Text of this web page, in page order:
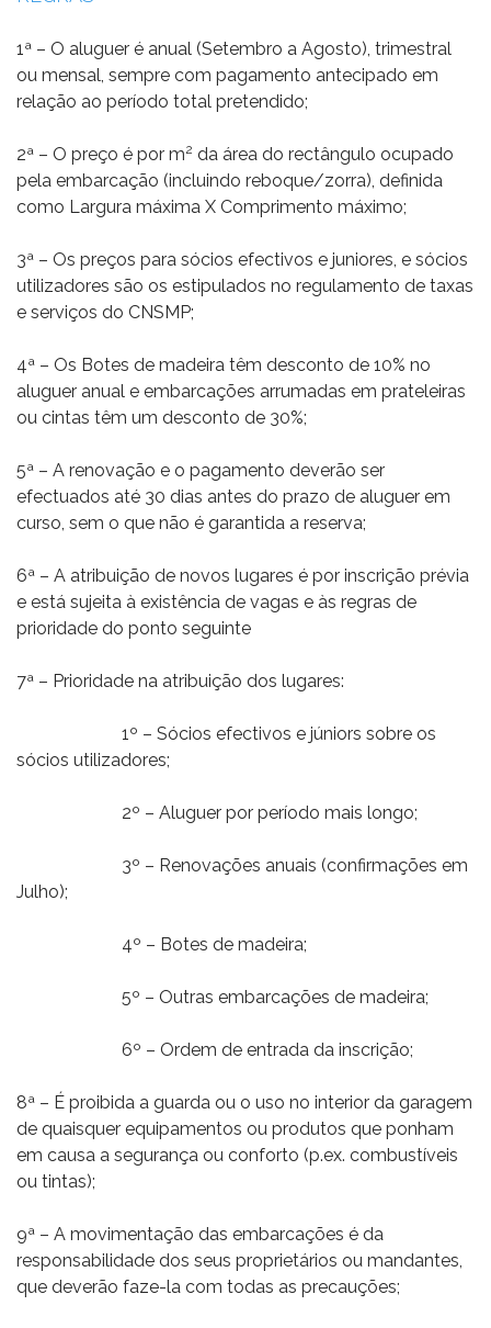
1ª – O aluguer é anual (Setembro a Agosto), trimestral
ou mensal, sempre com pagamento antecipado em
relação ao período total pretendido;
2ª – O preço é por m2 da área do rectângulo ocupado
pela embarcação (incluindo reboque/zorra), definida
como Largura máxima X Comprimento máximo;
3ª – Os preços para sócios efectivos e juniores, e sócios
utilizadores são os estipulados no regulamento de taxas
e serviços do CNSMP;
4ª – Os Botes de madeira têm desconto de 10% no
aluguer anual e embarcações arrumadas em prateleiras
ou cintas têm um desconto de 30%;
5ª – A renovação e o pagamento deverão ser
efectuados até 30 dias antes do prazo de aluguer em
curso, sem o que não é garantida a reserva;
6ª – A atribuição de novos lugares é por inscrição prévia
e está sujeita à existência de vagas e às regras de
prioridade do ponto seguinte
7ª – Prioridade na atribuição dos lugares:
1º – Sócios efectivos e júniors sobre os
sócios utilizadores;
2º – Aluguer por período mais longo;
3º – Renovações anuais (confirmações em
Julho);
4º – Botes de madeira;
5º – Outras embarcações de madeira;
6º – Ordem de entrada da inscrição;
8ª – É proibida a guarda ou o uso no interior da garagem
de quaisquer equipamentos ou produtos que ponham
em causa a segurança ou conforto (p.ex. combustíveis
ou tintas);
9ª – A movimentação das embarcações é da
responsabilidade dos seus proprietários ou mandantes,
que deverão faze-la com todas as precauções;